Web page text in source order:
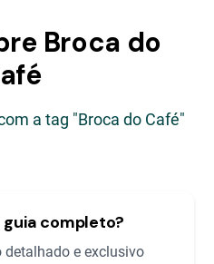
Broca do
a tag "Broca do Café"
completo?
detalhado e exclusivo